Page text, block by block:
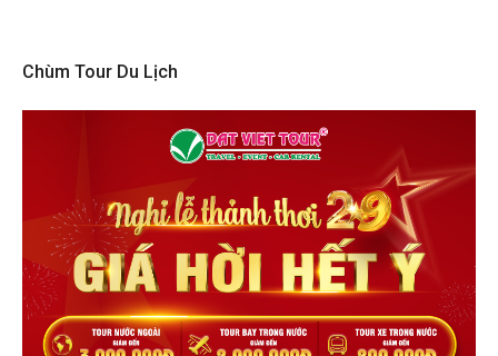
Chùm Tour Du Lịch